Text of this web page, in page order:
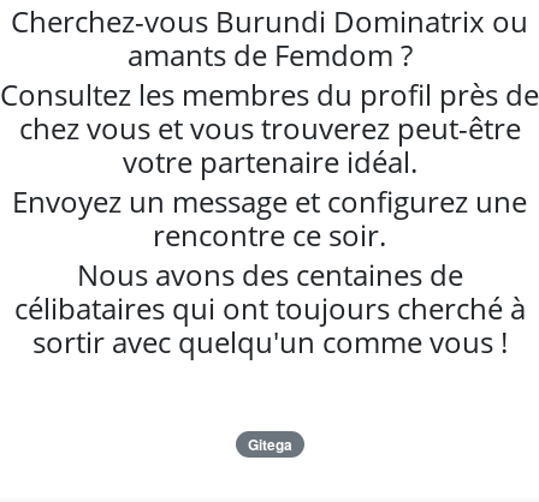
Cherchez-vous Burundi Dominatrix ou
amants de Femdom ?
Consultez les membres du profil près de
chez vous et vous trouverez peut-être
votre partenaire idéal.
Envoyez un message et configurez une
rencontre ce soir.
Nous avons des centaines de
célibataires qui ont toujours cherché à
sortir avec quelqu'un comme vous !
Gitega